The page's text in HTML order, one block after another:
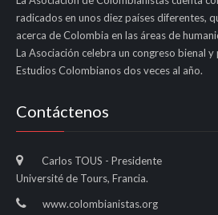
radicados en unos diez países diferentes,
acerca de Colombia en las áreas de
La Asociación celebra un congreso bienal
Estudios Colombianos dos veces al año.
Contáctenos
Carlos TOUS - Presidente
Université de Tours, Francia.
www.colombianistas.org